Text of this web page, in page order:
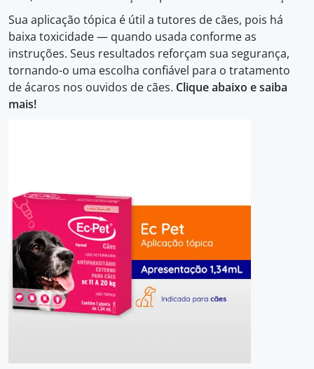
Sua aplicação tópica é útil a tutores de cães, pois há
baixa toxicidade — quando usada conforme as
instruções. Seus resultados reforçam sua segurança,
tornando-o uma escolha confiável para o tratamento
de ácaros nos ouvidos de cães. Clique abaixo e saiba
mais!